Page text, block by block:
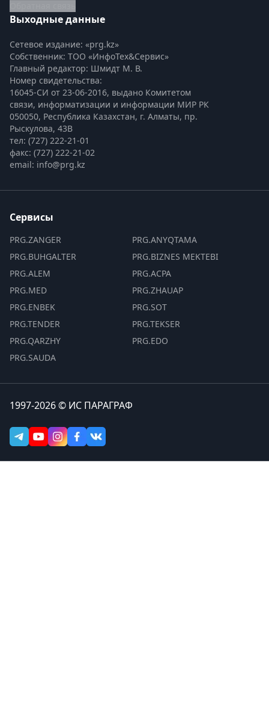
Выходные данные
Сетевое издание: «prg.kz»
Собственник: ТОО «ИнфоТех&Сервис»
Главный редактор: Шмидт М. В.
Номер свидетельства:
16045-СИ от 23-06-2016, выдано Комитетом
связи, информатизации и информации МИР РК
050050, Республика Казахстан, г. Алматы, пр.
Рыскулова, 43В
тел: (727) 222-21-01
факс: (727) 222-21-02
email: info@prg.kz
Сервисы
PRG.ZANGER
PRG.BUHGALTER
PRG.ALEM
PRG.MED
PRG.ENBEK
PRG.TENDER
PRG.QARZHY
PRG.SAUDA
PRG.ANYQTAMA
PRG.BIZNES MEKTEBI
PRG.ACPA
PRG.ZHAUAP
PRG.SOT
PRG.TEKSER
PRG.EDO
1997-2026 © ИС ПАРАГРАФ